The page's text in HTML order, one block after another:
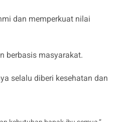
dan memperkuat nilai
berbasis masyarakat.
selalu diberi kesehatan dan